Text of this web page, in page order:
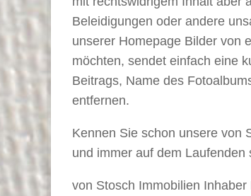
Beleidigungen oder andere
unserer Homepage Bilder von
möchten, sendet einfach eine
Beitrags, Name des
entfernen.
Kennen Sie schon unsere von
und immer auf dem Laufenden
von Stosch Immobilien